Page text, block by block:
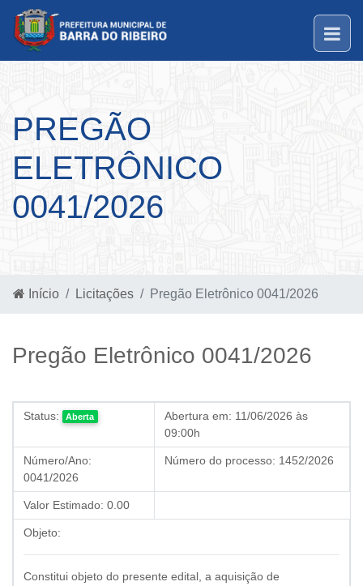
PREGÃO
ELETRÔNICO
0041/2026
Início Licitações Pregão Eletrônico 0041/2026
Pregão Eletrônico 0041/2026
Status: Aberta Abertura em: 11/06/2026 às
09:00h
Número/Ano:
0041/2026
Número do processo: 1452/2026
Valor Estimado: 0.00
Objeto:
Constitui objeto do presente edital, a aquisição de